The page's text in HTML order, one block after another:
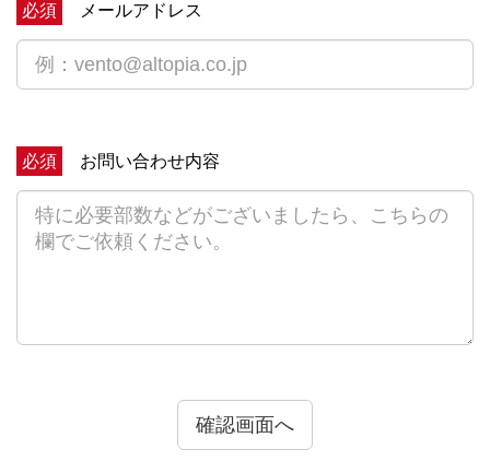
必須 メールアドレス
必須 お問い合わせ内容
確認画面へ